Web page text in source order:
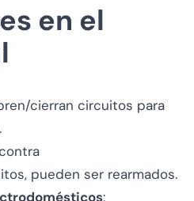
en el
cierran circuitos para
pueden ser rearmados.
: